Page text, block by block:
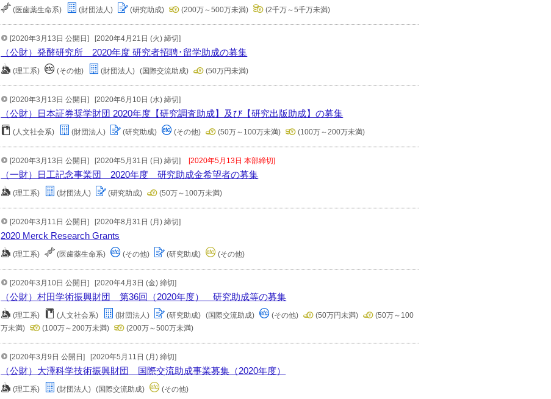
(医歯薬生命系) (財団法人) (研究助成) (200万～500万未満) (2千万～5千万未満)
[2020年3月13日 公開日] [2020年4月21日 (火) 締切]
（公財）発酵研究所 2020年度 研究者招聘･留学助成の募集
(理工系) (その他) (財団法人) (国際交流助成) (50万円未満)
[2020年3月13日 公開日] [2020年6月10日 (水) 締切]
（公財）日本証券奨学財団 2020年度【研究調査助成】及び【研究出版助成】の募集
(人文社会系) (財団法人) (研究助成) (その他) (50万～100万未満) (100万～200万未満)
[2020年3月13日 公開日] [2020年5月31日 (日) 締切] [2020年5月13日 本部締切]
（一財）日工記念事業団 2020年度 研究助成金希望者の募集
(理工系) (財団法人) (研究助成) (50万～100万未満)
[2020年3月11日 公開日] [2020年8月31日 (月) 締切]
2020 Merck Research Grants
(理工系) (医歯薬生命系) (その他) (研究助成) (その他)
[2020年3月10日 公開日] [2020年4月3日 (金) 締切]
（公財）村田学術振興財団 第36回（2020年度） 研究助成等の募集
(理工系) (人文社会系) (財団法人) (研究助成) (国際交流助成) (その他) (50万円未満)
(50万～100
万未満)
(100万～200万未満) (200万～500万未満)
[2020年3月9日 公開日] [2020年5月11日 (月) 締切]
（公財）大澤科学技術振興財団 国際交流助成事業募集（2020年度）
(理工系) (財団法人) (国際交流助成) (その他)